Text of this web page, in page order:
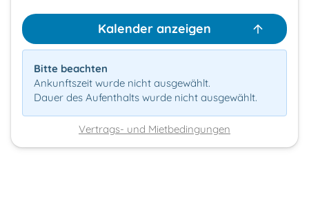
Kalender anzeigen
Bitte beachten
Ankunftszeit wurde nicht ausgewählt.
Dauer des Aufenthalts wurde nicht ausgewählt.
Vertrags- und Mietbedingungen